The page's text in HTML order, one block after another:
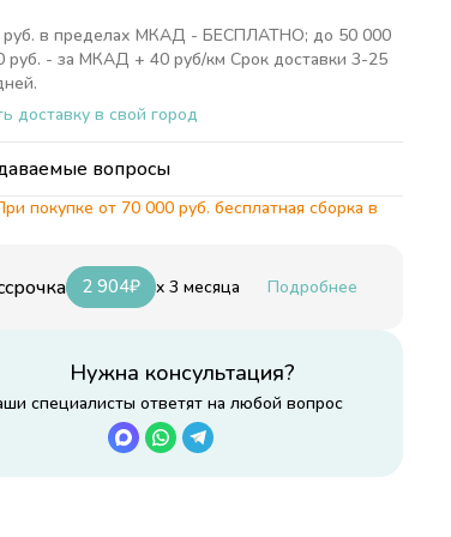
руб. в пределах МКАД - БЕСПЛАТНО; до 50 000
руб. - за МКАД + 40 руб/км Срок доставки 3-25
доставку в свой город
вопросы
покупке от 70 000 руб. бесплатная сборка в
2 904₽ x 3 месяца Подробнее
Нужна консультация?
специалисты ответят на любой вопрос